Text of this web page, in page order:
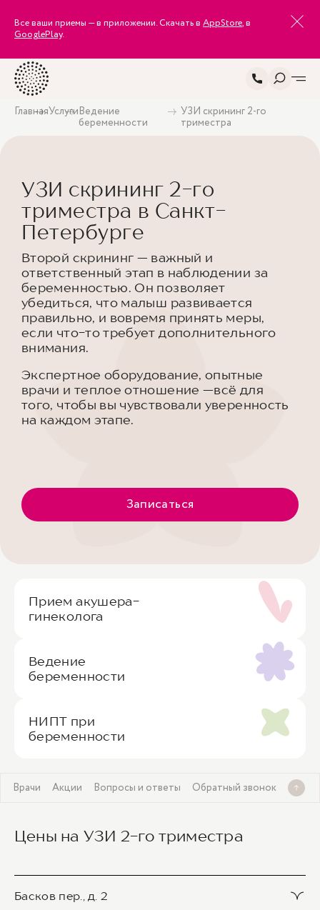
Все ваши приемы — в приложении. Скачать в AppStore, в
GooglePlay.
ГлавнаяУслугиВедение
беременности
УЗИ скрининг 2-го
триместра
УЗИ скрининг 2-го
триместра в Санкт-
Петербурге
Второй скрининг — важный и
ответственный этап в наблюдении за
беременностью. Он позволяет
убедиться, что малыш развивается
правильно, и вовремя принять меры,
если что-то требует дополнительного
внимания.
Экспертное оборудование, опытные
врачи и теплое отношение —всё для
того, чтобы вы чувствовали уверенность
на каждом этапе.
Записаться
Прием акушера-
гинеколога
Ведение
беременности
НИПТ при
беременности
Врачи Акции Вопросы и ответы Обратный звонок
Цены на УЗИ 2-го триместра
Басков пер., д. 2